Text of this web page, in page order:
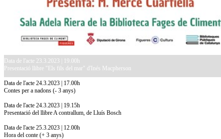
Data de l'acte 23.3.2023 | 19.00h
Presentació llibre "Els fils del mar" d'Inés Macpherson
Data de l'acte 24.3.2023 | 17.00h
Contes per a nadons (- 3 anys)
Data de l'acte 24.3.2023 | 19.15h
Presentació del llibre A contrallum, de Lluís Bosch
Data de l'acte 25.3.2023 | 12.00h
Hora del conte (+ 3 anys)